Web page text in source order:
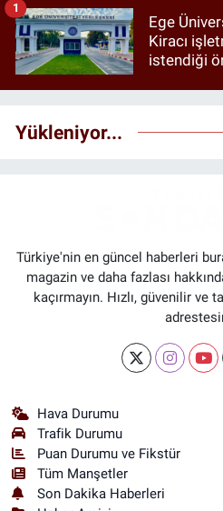
Ege
Kiracı
istendiği
1
Yükleniyor...
Türkiye'nin en güncel haberleri
magazin ve daha fazlası
kaçırmayın. Hızlı, güvenilir ve
Hava Durumu
Trafik Durumu
Puan Durumu ve Fikstür
Tüm Manşetler
Son Dakika Haberleri